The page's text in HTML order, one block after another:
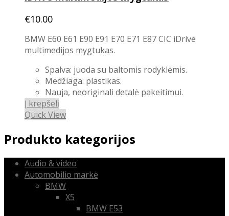
€10.00
BMW E60 E61 E90 E91 E70 E71 E87 CIC iDrive
multimedijos mygtukas.
Spalva: juoda su baltomis rodyklėmis.
Medžiaga: plastikas.
Nauja, neoriginali detalė pakeitimui.
Į krepšelį
Quick View
Produkto kategorijos
Audio & video
Automobilio markė
BMW
X5
BMW E53